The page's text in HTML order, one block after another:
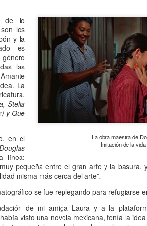
La obra maestra de
Imitación de la
de lo
los
y la
es
las
La
Stella
) y Que
en el
línea:
pequeña entre el gran arte y la basura,
misma más cerca del arte”.
se fue replegando para refugiarse
de mi amiga Laura y a la
visto una novela mexicana, tenía la
farándula hollywoodense y más allá,
partido demócrata, Rob Reiner -como es
que tuvo la noticia- fue víctima de la muerte
alguien de sus quilates. Una jugarreta
general -salvo a individuos desalmados
de los Estados Unidos-, costó asumir.
al fuego, mi padre lee.
leyendo, la cabeza gris detrás del vidrio. Es
segundo, la de mi padre, sentado de
de semana, en un barrio cerrado de la
tan bien acompañada